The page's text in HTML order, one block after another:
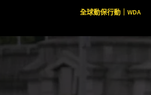
全球動保行動｜WDA